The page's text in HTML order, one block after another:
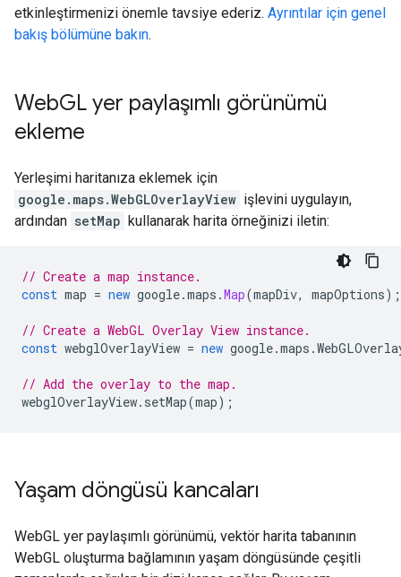
etkinleştirmenizi önemle tavsiye ederiz. Ayrıntılar için genel
bakış bölümüne bakın.
WebGL yer paylaşımlı görünümü
ekleme
Yerleşimi haritanıza eklemek için
google.maps.WebGLOverlayView işlevini uygulayın,
ardından setMap kullanarak harita örneğinizi iletin:
// Create a map instance.
const map = new google.maps .Map(mapDiv, mapOptions);
// Create a WebGL Overlay View instance.
const webglOverlayView = new google.maps .
// Add the overlay to the map.
webglOverlayView. setMap(map);
Yaşam döngüsü kancaları
WebGL yer paylaşımlı görünümü, vektör harita tabanının
WebGL oluşturma bağlamının yaşam döngüsünde çeşitli